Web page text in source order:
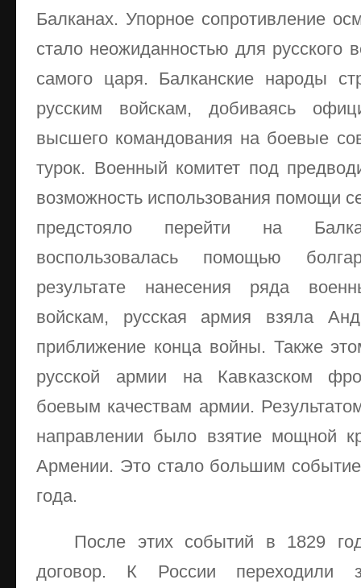
Балканах. Упорное сопротивление
стало неожиданностью для русского
самого царя. Балканские народы
русским войскам, добиваясь
высшего командования на боевые
турок. Военный комитет под
возможность использования помощи
предстояло перейти на
воспользовалась помощью
результате нанесения ряда
войскам, русская армия взяла
приближение конца войны. Также
русской армии на Кавказском
боевым качествам армии.
направлении было взятие мощной
Армении. Это стало большим
года.
После этих событий в 1829
договор. К России переходили